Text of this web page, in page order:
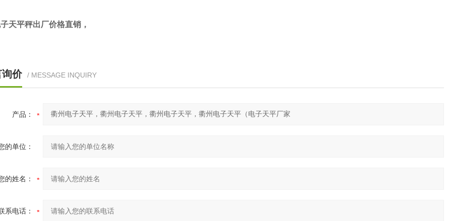
天平秤出厂价格直销，
价 / MESSAGE INQUIRY
产品：
的单位：
的姓名：
系电话：